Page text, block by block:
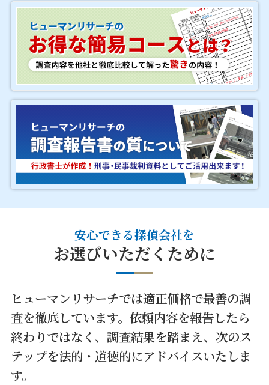
安心できる探偵会社を
お選びいただくために
ヒューマンリサーチでは適正価格で最善の調
査を徹底しています。 依頼内容を報告したら
終わりではなく、調査結果を踏まえ、 次のス
テップを法的・道徳的にアドバイスいたしま
す。